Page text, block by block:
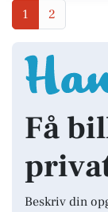
1 2
Få
Beskriv din